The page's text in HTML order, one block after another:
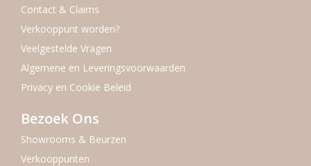
Contact & Claims
Verkooppunt worden?
Veelgestelde Vragen
Algemene en Leveringsvoorwaarden
Privacy en Cookie Beleid
Bezoek Ons
Showrooms & Beurzen
Verkooppunten